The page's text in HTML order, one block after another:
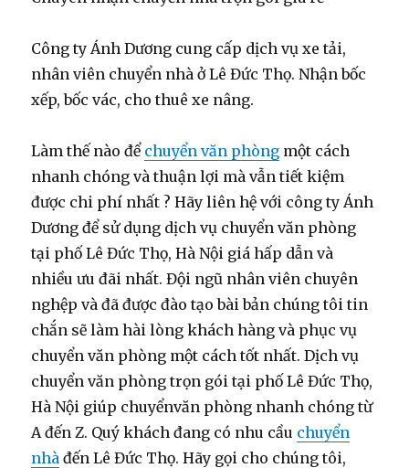
Công ty Ánh Dương cung cấp dịch vụ xe tải,
nhân viên chuyển nhà ở Lê Đức Thọ. Nhận bốc
xếp, bốc vác, cho thuê xe nâng.
Làm thế nào để chuyển văn phòng một cách
nhanh chóng và thuận lợi mà vẫn tiết kiệm
được chi phí nhất ? Hãy liên hệ với công ty Ánh
Dương để sử dụng dịch vụ chuyển văn phòng
tại phố Lê Đức Thọ, Hà Nội giá hấp dẫn và
nhiều ưu đãi nhất. Đội ngũ nhân viên chuyên
nghệp và đã được đào tạo bài bản chúng tôi tin
chắn sẽ làm hài lòng khách hàng và phục vụ
chuyển văn phòng một cách tốt nhất. Dịch vụ
chuyển văn phòng trọn gói tại phố Lê Đức Thọ,
Hà Nội giúp chuyểnvăn phòng nhanh chóng từ
A đến Z. Quý khách đang có nhu cầu chuyển
nhà đến Lê Đức Thọ. Hãy gọi cho chúng tôi,